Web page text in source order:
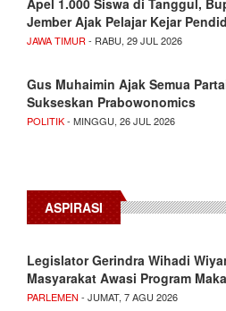
Jember Ajak Pelajar Kejar
JAWA TIMUR - RABU, 29 JUL 2026
Gus Muhaimin Ajak Semua
Sukseskan Prabowonomics
POLITIK- MINGGU, 26 JUL 2026
ASPIRASI
Legislator Gerindra Wihadi
Masyarakat Awasi Program
PARLEMEN - JUMAT, 7 AGU 2026